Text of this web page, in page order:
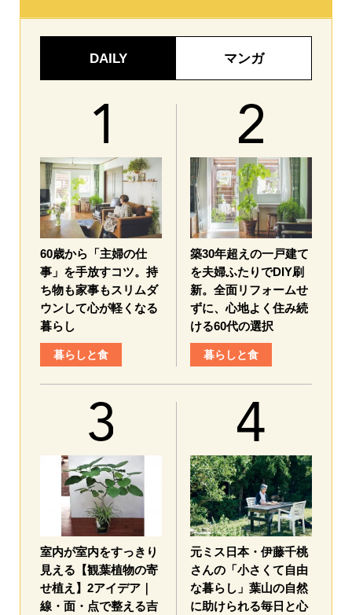
DAILY マンガ
60歳から「主婦の仕
事」を手放すコツ。持
ち物も家事もスリムダ
ウンして心が軽くなる
暮らし
暮らしと食
築30年超えの一戸建て
を夫婦ふたりでDIY刷
新。全面リフォームせ
ずに、心地よく住み続
ける60代の選択
暮らしと食
室内が室内をすっきり
見える【観葉植物の寄
せ植え】2アイデア｜
線・面・点で整える吉
元ミス日本・伊藤千桃
さんの「小さくて自由
な暮らし」葉山の自然
に助けられる毎日と心